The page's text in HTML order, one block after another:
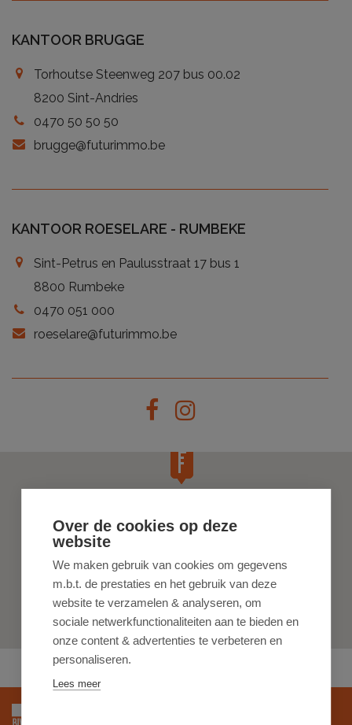
KANTOOR BRUGGE
Torhoutse Steenweg 207 bus 00.02
8200 Sint-Andries
0470 50 50 50
brugge@futurimmo.be
KANTOOR ROESELARE - RUMBEKE
Sint-Petrus en Paulusstraat 17 bus 1
8800 Rumbeke
0470 051 000
roeselare@futurimmo.be
Over de cookies op deze
website
We maken gebruik van cookies om gegevens
m.b.t. de prestaties en het gebruik van deze
website te verzamelen & analyseren, om
sociale netwerkfunctionaliteiten aan te bieden en
onze content & advertenties te verbeteren en
personaliseren.
Lees meer